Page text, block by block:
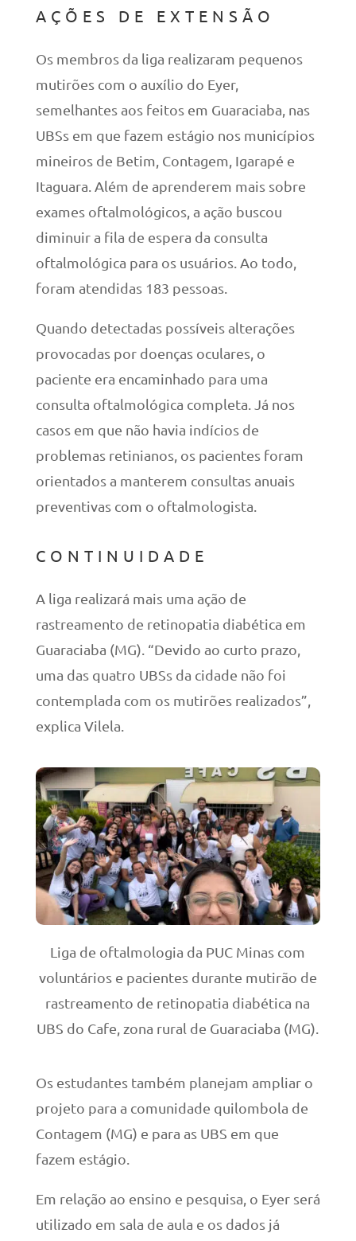
AÇÕES DE EXTENSÃO
Os membros da liga realizaram pequenos
mutirões com o auxílio do Eyer,
semelhantes aos feitos em Guaraciaba, nas
UBSs em que fazem estágio nos municípios
mineiros de Betim, Contagem, Igarapé e
Itaguara. Além de aprenderem mais sobre
exames oftalmológicos, a ação buscou
diminuir a fila de espera da consulta
oftalmológica para os usuários. Ao todo,
foram atendidas 183 pessoas.
Quando detectadas possíveis alterações
provocadas por doenças oculares, o
paciente era encaminhado para uma
consulta oftalmológica completa. Já nos
casos em que não havia indícios de
problemas retinianos, os pacientes foram
orientados a manterem consultas anuais
preventivas com o oftalmologista.
CONTINUIDADE
A liga realizará mais uma ação de
rastreamento de retinopatia diabética em
Guaraciaba (MG). “Devido ao curto prazo,
uma das quatro UBSs da cidade não foi
contemplada com os mutirões realizados”,
explica Vilela.
Liga de oftalmologia da PUC Minas com
voluntários e pacientes durante mutirão de
rastreamento de retinopatia diabética na
UBS do Cafe, zona rural de Guaraciaba (MG).
Os estudantes também planejam ampliar o
projeto para a comunidade quilombola de
Contagem (MG) e para as UBS em que
fazem estágio.
Em relação ao ensino e pesquisa, o Eyer será
utilizado em sala de aula e os dados já